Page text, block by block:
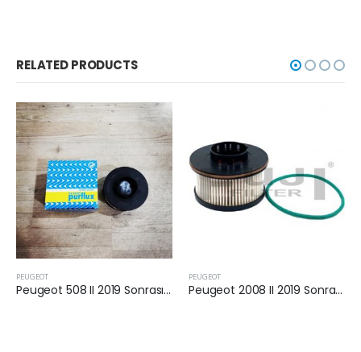
RELATED PRODUCTS
Peugeot 508 II 2019 Sonrası 1.5 Dizel Yakıt Filtresi
PEUGEOT
Peugeot 2008 II 2019 Sonrası 1.5 Dizel Yakıt Filtresi